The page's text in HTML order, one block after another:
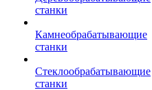
станки
Камнеобрабатывающие
станки
Стеклообрабатывающие
станки